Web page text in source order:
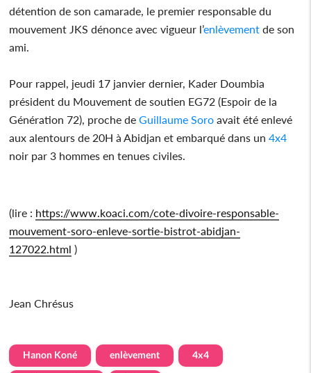
détention de son camarade, le premier responsable du
mouvement JKS dénonce avec vigueur l’enlèvement de son
ami.
Pour rappel, jeudi 17 janvier dernier, Kader Doumbia
président du Mouvement de soutien EG72 (Espoir de la
Génération 72), proche deGuillaume Soro avait été enlevé
aux alentours de 20H à Abidjan et embarqué dans un4x4
noir par 3 hommes en tenues civiles.
(lire : https://www.koaci.com/cote-divoire-responsable-
mouvement-soro-enleve-sortie-bistrot-abidjan-
127022.html )
Jean Chrésus
Hanon Koné enlèvement 4x4